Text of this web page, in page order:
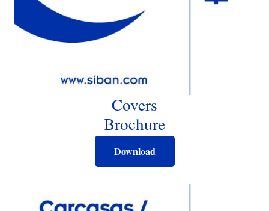
Covers
Brochure
Download